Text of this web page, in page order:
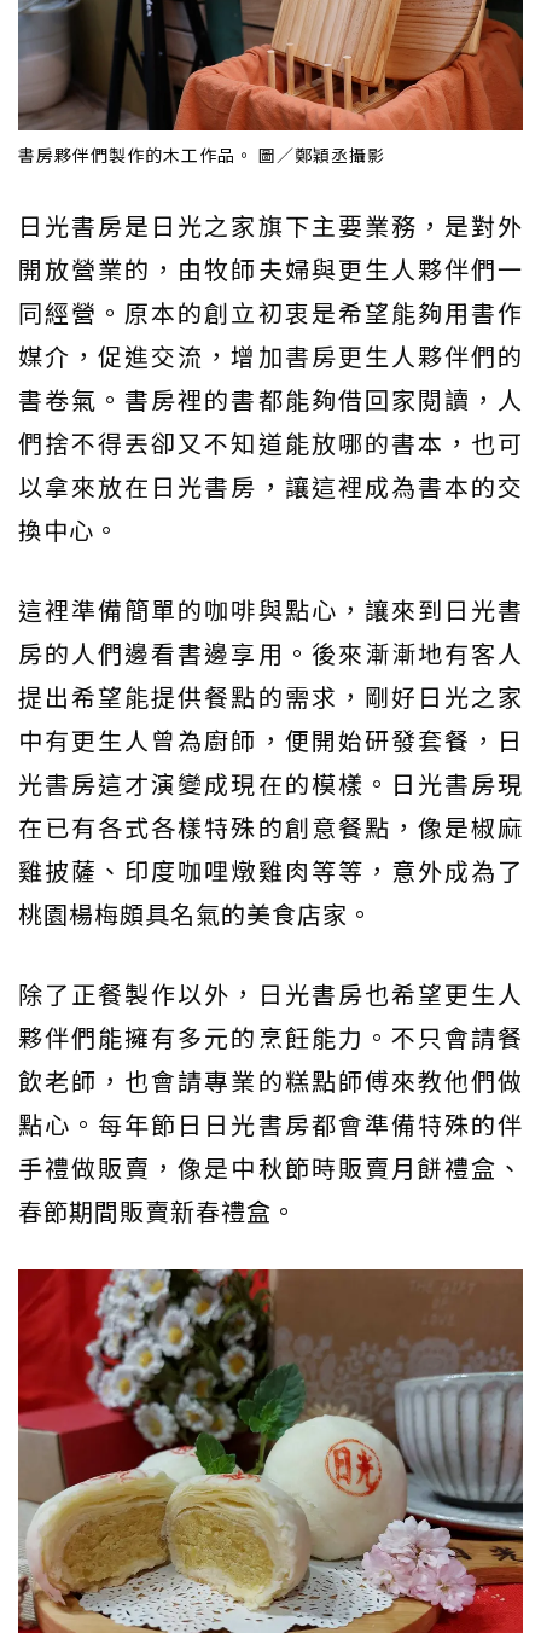
書房夥伴們製作的木工作品。 圖／鄭穎丞攝影
日光書房是日光之家旗下主要業務，是對外
開放營業的，由牧師夫婦與更生人夥伴們一
同經營。原本的創立初衷是希望能夠用書作
媒介，促進交流，增加書房更生人夥伴們的
書卷氣。書房裡的書都能夠借回家閱讀，人
們捨不得丟卻又不知道能放哪的書本，也可
以拿來放在日光書房，讓這裡成為書本的交
換中心。
這裡準備簡單的咖啡與點心，讓來到日光書
房的人們邊看書邊享用。後來漸漸地有客人
提出希望能提供餐點的需求，剛好日光之家
中有更生人曾為廚師，便開始研發套餐，日
光書房這才演變成現在的模樣。日光書房現
在已有各式各樣特殊的創意餐點，像是椒麻
雞披薩、印度咖哩燉雞肉等等，意外成為了
桃園楊梅頗具名氣的美食店家。
除了正餐製作以外，日光書房也希望更生人
夥伴們能擁有多元的烹飪能力。不只會請餐
飲老師，也會請專業的糕點師傅來教他們做
點心。每年節日日光書房都會準備特殊的伴
手禮做販賣，像是中秋節時販賣月餅禮盒、
春節期間販賣新春禮盒。